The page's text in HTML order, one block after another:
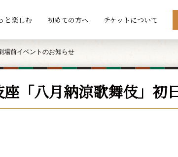
と楽しむ 初めての方へ チケットについて
場前イベントのお知らせ
「八月納涼歌舞伎」初